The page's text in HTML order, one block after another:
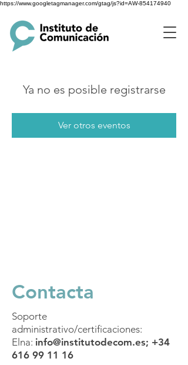
https://www.googletagmanager.com/gtag/js?id=AW-854174940
Ya no es posible registrarse
Ver otros eventos
Contacta
Soporte
administrativo/certificaciones:
Elna: info@institutodecom.es; +34
616 99 11 16